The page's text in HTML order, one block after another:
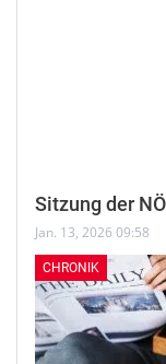
Sitzung der
Jan. 13, 2026 09:58
CHRONIK